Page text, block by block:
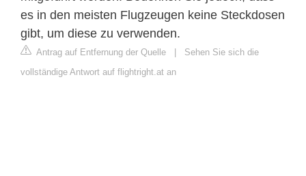
es in den meisten Flugzeugen keine Steckdosen
gibt, um diese zu verwenden.
Antrag auf Entfernung der Quelle | Sehen Sie sich die
vollständige Antwort auf flightright.at an